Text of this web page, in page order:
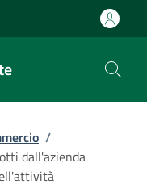
/
dall'azienda